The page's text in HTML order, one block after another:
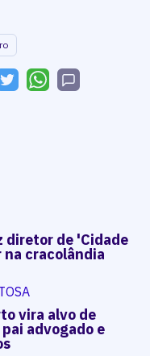
diretor de 'Cidade
na cracolândia
vira alvo de
advogado e